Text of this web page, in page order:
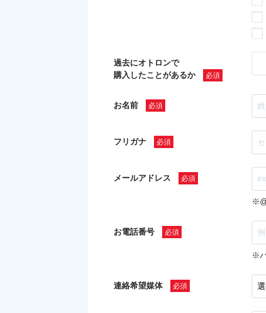
過去にオトロンで
購入したことがあるか
お名前
フリガナ
メールアドレス
お電話番号
※
連絡希望媒体